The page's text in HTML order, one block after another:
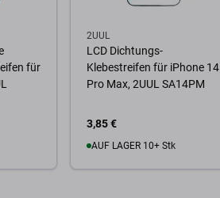
für
2UUL
LCD Dichtungs-
Klebestreifen für iPhone 14
Pro Max, 2UUL SA14PM
3,85 €
AUF LAGER 10+ Stk